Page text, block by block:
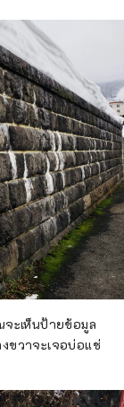
ะเห็นป้ายข้อมูล
ขวาจะเจอบ่อแช่